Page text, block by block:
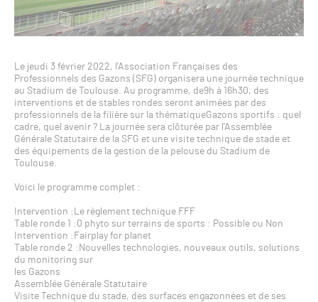
Le jeudi 3 février 2022, l’Association Françaises des
Professionnels des Gazons (SFG) organisera une journée technique
au Stadium de Toulouse. Au programme, de9h à 16h30, des
interventions et de stables rondes seront animées par des
professionnels de la filière sur la thématiqueGazons sportifs : quel
cadre, quel avenir ? La journée sera clôturée par l’Assemblée
Générale Statutaire de la SFG et une visite technique de stade et
des équipements de la gestion de la pelouse du Stadium de
Toulouse.
Voici le programme complet :
Intervention :Le règlement technique FFF
Table ronde 1 :0 phyto sur terrains de sports : Possible ou Non
Intervention :Fairplay for planet
Table ronde 2 :Nouvelles technologies, nouveaux outils, solutions
du monitoring sur
les Gazons
Assemblée Générale Statutaire
Visite Technique du stade, des surfaces engazonnées et de ses